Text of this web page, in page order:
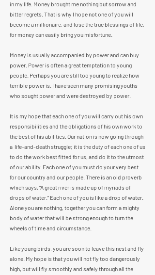
in my life. Money brought me nothing but sorrow and
bitter regrets. That is why I hope not one of you will
become a millionaire, and lose the true blessings of life,
for money can easily bring you misfortune.
Money is usually accompanied by power and can buy
power. Power is often a great temptation to young
people. Perhaps you are still too young to realize how
terrible power is. I have seen many promising youths
who sought power and were destroyed by power.
It is my hope that each one of you will carry out his own
responsibilities and the obligations of his own work to
the best of his abilities. Our nation is now going through
a life-and-death struggle; it is the duty of each one of us
to do the work best fitted for us, and do it to the utmost
of our ability. Each one of you must do your very best
for our country and our people. There is an old proverb
which says, “A great river is made up of myriads of
drops of water.” Each one of you is like a drop of water.
Alone you are nothing, together you can form a mighty
body of water that will be strong enough to turn the
wheels of time and circumstance.
Like young birds, you are soon to leave this nest and fly
alone. My hope is that you will not fly too dangerously
high, but will fly smoothly and safely through all the